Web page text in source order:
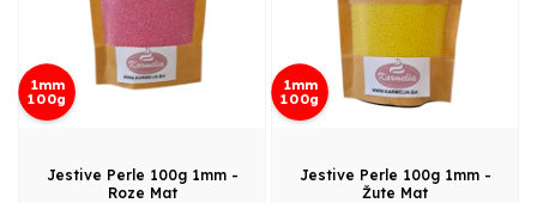
1mm
100g
Jestive Perle 100g 1mm -
Roze Mat
1mm
100g
Jestive Perle 100g 1mm -
Žute Mat